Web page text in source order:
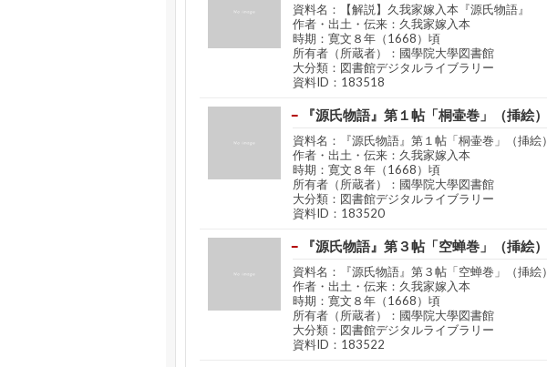
資料名：【解説】久我家嫁入本『源氏物語』
作者・出土・伝来：久我家嫁入本
時期：寛文８年（1668）頃
所有者（所蔵者）：國學院大學図書館
大分類：図書館デジタルライブラリー
資料ID：183518
『源氏物語』第１帖「桐壷巻」（挿絵）
資料名：『源氏物語』第１帖「桐壷巻」（挿絵）
作者・出土・伝来：久我家嫁入本
時期：寛文８年（1668）頃
所有者（所蔵者）：國學院大學図書館
大分類：図書館デジタルライブラリー
資料ID：183520
『源氏物語』第３帖「空蝉巻」（挿絵）
資料名：『源氏物語』第３帖「空蝉巻」（挿絵）
作者・出土・伝来：久我家嫁入本
時期：寛文８年（1668）頃
所有者（所蔵者）：國學院大學図書館
大分類：図書館デジタルライブラリー
資料ID：183522